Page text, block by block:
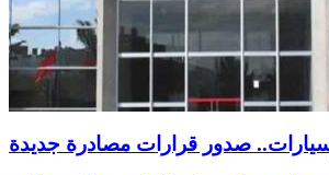
صدور قرارات مصادرة جديدة